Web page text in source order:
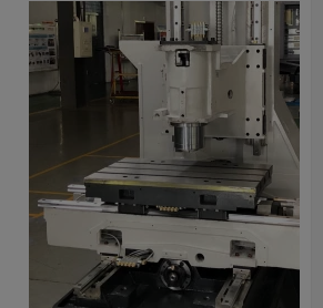
toplayan SINO bağımsız Ar-Ge
Birim